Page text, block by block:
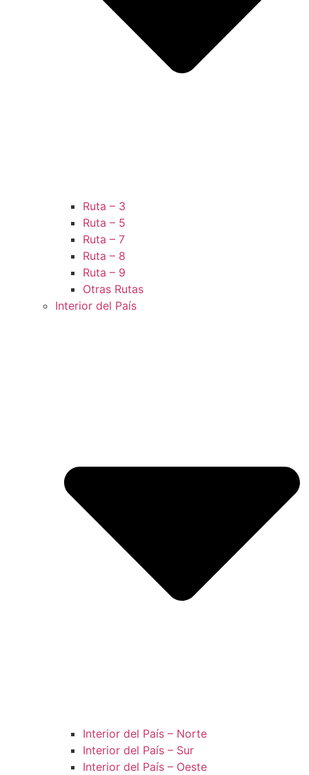
Ruta – 3
Ruta – 5
Ruta – 7
Ruta – 8
Ruta – 9
Otras Rutas
Interior del País
Interior del País – Norte
Interior del País – Sur
Interior del País – Oeste